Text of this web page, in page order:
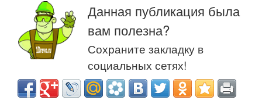
Данная публикация была
вам полезна?
Сохраните закладку в
социальных сетях!